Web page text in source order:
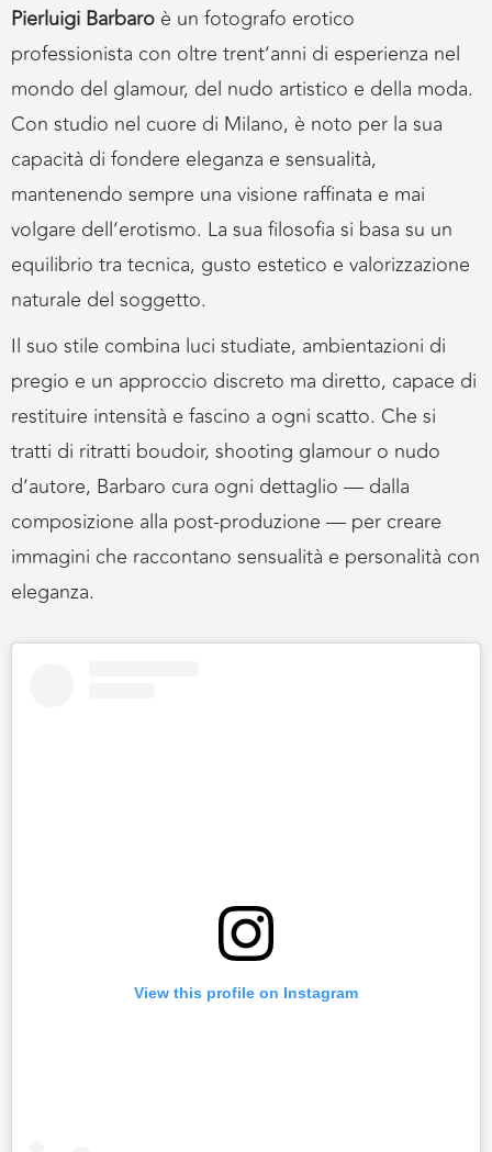
Pierluigi Barbaro è un fotografo erotico
professionista con oltre trent’anni di esperienza nel
mondo del glamour, del nudo artistico e della moda.
Con studio nel cuore di Milano, è noto per la sua
capacità di fondere eleganza e sensualità,
mantenendo sempre una visione raffinata e mai
volgare dell’erotismo. La sua filosofia si basa su un
equilibrio tra tecnica, gusto estetico e valorizzazione
naturale del soggetto.
Il suo stile combina luci studiate, ambientazioni di
pregio e un approccio discreto ma diretto, capace di
restituire intensità e fascino a ogni scatto. Che si
tratti di ritratti boudoir, shooting glamour o nudo
d’autore, Barbaro cura ogni dettaglio — dalla
composizione alla post-produzione — per creare
immagini che raccontano sensualità e personalità con
eleganza.
View this profile on Instagram